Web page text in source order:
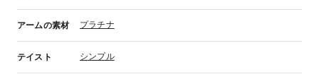
アームの素材 プラチナ
テイスト シンプル